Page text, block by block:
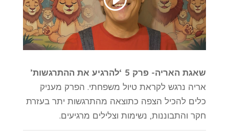
שאגת האריה- פרק 5 ‘להרגיע את ההתרגשות’
אריה נרגש לקראת טיול משפחתי. הפרק מעניק
כלים להכיל הצפה כתוצאה מהתרגשות יתר בעזרת
חקר והתבוננות, נשימות וצלילים מרגיעים.